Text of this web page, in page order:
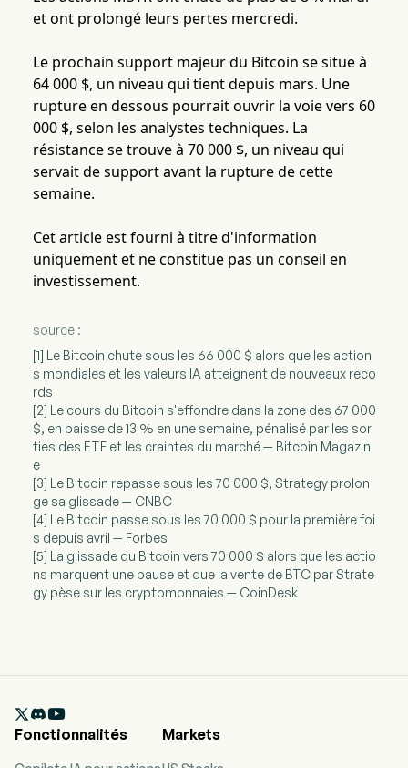
et ont prolongé leurs pertes mercredi.
Le prochain support majeur du Bitcoin se situe à
64 000 $, un niveau qui tient depuis mars. Une
rupture en dessous pourrait ouvrir la voie vers 60
000 $, selon les analystes techniques. La
résistance se trouve à 70 000 $, un niveau qui
servait de support avant la rupture de cette
semaine.
Cet article est fourni à titre d'information
uniquement et ne constitue pas un conseil en
investissement.
source :
[1] Le Bitcoin chute sous les 66 000 $ alors que les action
s mondiales et les valeurs IA atteignent de nouveaux reco
rds
[2] Le cours du Bitcoin s'effondre dans la zone des 67 000
$, en baisse de 13 % en une semaine, pénalisé par les sor
ties des ETF et les craintes du marché — Bitcoin Magazin
e
[3] Le Bitcoin repasse sous les 70 000 $, Strategy prolon
ge sa glissade — CNBC
[4] Le Bitcoin passe sous les 70 000 $ pour la première foi
s depuis avril — Forbes
[5] La glissade du Bitcoin vers 70 000 $ alors que les actio
ns marquent une pause et que la vente de BTC par Strate
gy pèse sur les cryptomonnaies — CoinDesk

Fonctionnalités
Markets